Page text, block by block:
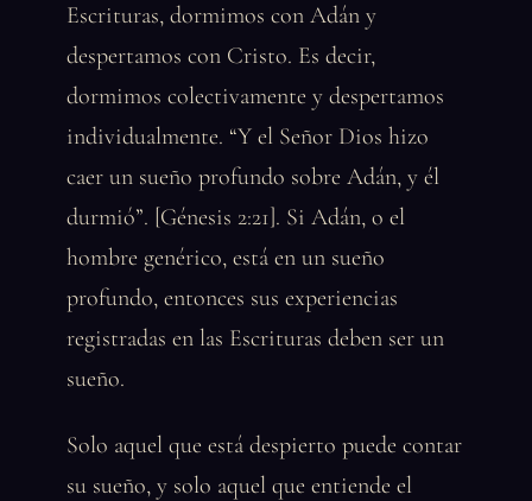
Escrituras, dormimos con Adán y
despertamos con Cristo. Es decir,
dormimos colectivamente y despertamos
individualmente. “Y el Señor Dios hizo
caer un sueño profundo sobre Adán, y él
durmió”. [Génesis 2:21]. Si Adán, o el
hombre genérico, está en un sueño
profundo, entonces sus experiencias
registradas en las Escrituras deben ser un
sueño.
Solo aquel que está despierto puede contar
su sueño, y solo aquel que entiende el